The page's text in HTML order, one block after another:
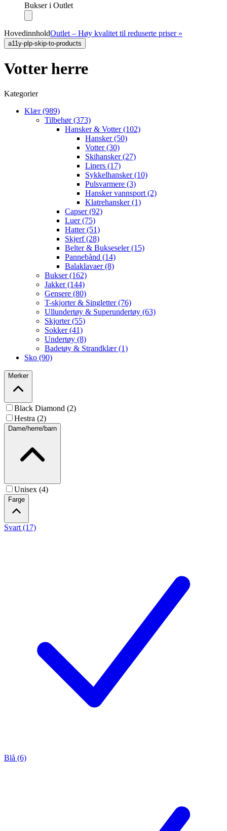
Bukser i Outlet
HovedinnholdOutlet – Høy kvalitet til reduserte priser »
a11y-plp-skip-to-products
Votter herre
Kategorier
Klær (989)
Tilbehør (373)
Hansker & Votter (102)
Hansker (50)
Votter (30)
Skihansker (27)
Liners (17)
Sykkelhansker (10)
Pulsvarmere (3)
Hansker vannsport (2)
Klatrehansker (1)
Capser (92)
Luer (75)
Hatter (51)
Skjerf (28)
Belter & Bukseseler (15)
Pannebånd (14)
Balaklavaer (8)
Bukser (162)
Jakker (144)
Gensere (80)
T-skjorter & Singletter (76)
Ullundertøy & Superundertøy (63)
Skjorter (55)
Sokker (41)
Undertøy (8)
Badetøy & Strandklær (1)
Sko (90)
Merker
Black Diamond (2)
Hestra (2)
Dame/herre/barn
Unisex (4)
Farge
Svart (17)
Blå (6)